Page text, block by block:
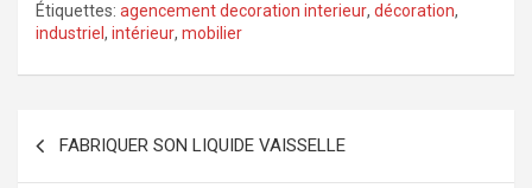
Étiquettes: agencement decoration interieur, décoration,
industriel , intérieur, mobilier
FABRIQUER SON LIQUIDE VAISSELLE